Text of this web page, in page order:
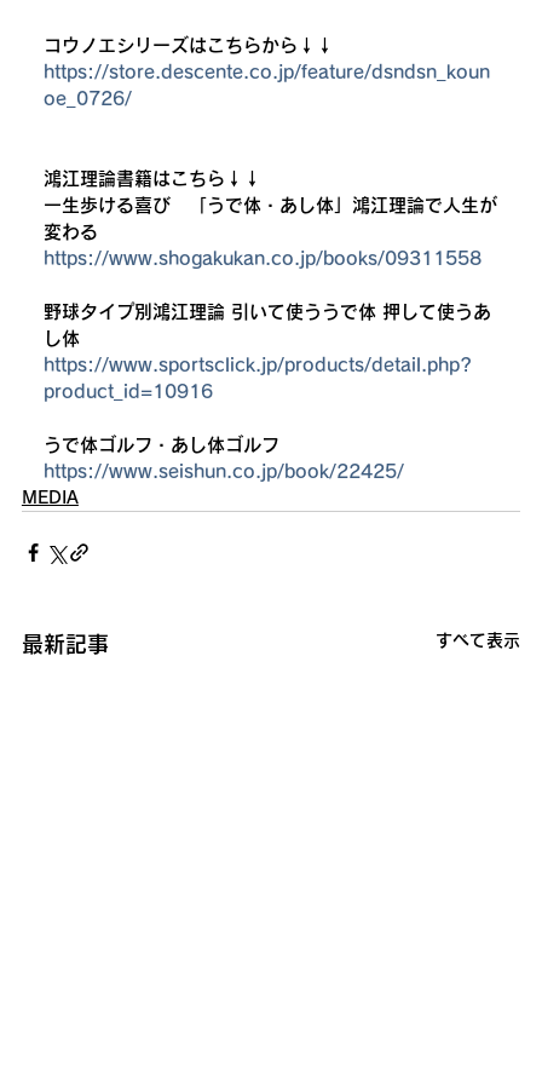
コウノエシリーズはこちらから↓↓
https://store.descente.co.jp/feature/dsndsn_koun
oe_0726/
鴻江理論書籍はこちら↓↓
一生歩ける喜び　「うで体・あし体」鴻江理論で人生が
変わる
https://www.shogakukan.co.jp/books/09311558
野球タイプ別鴻江理論 引いて使ううで体 押して使うあ
し体
https://www.sportsclick.jp/products/detail.php?
product_id=10916
うで体ゴルフ・あし体ゴルフ
https://www.seishun.co.jp/book/22425/
MEDIA
最新記事 すべて表示